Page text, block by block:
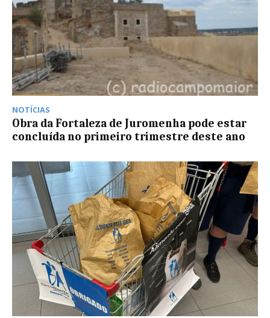
NOTÍCIAS
Obra da Fortaleza de Juromenha pode estar
concluída no primeiro trimestre deste ano